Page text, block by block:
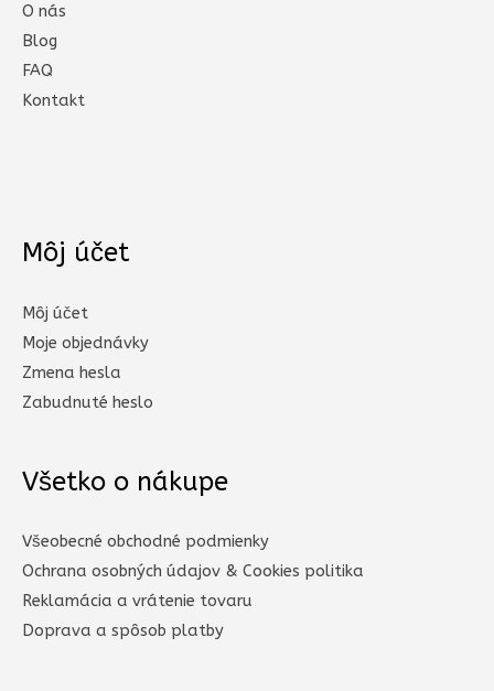
O nás
Blog
FAQ
Kontakt
Môj účet
Môj účet
Moje objednávky
Zmena hesla
Zabudnuté heslo
Všetko o nákupe
Všeobecné obchodné podmienky
Ochrana osobných údajov & Cookies politika
Reklamácia a vrátenie tovaru
Doprava a spôsob platby​